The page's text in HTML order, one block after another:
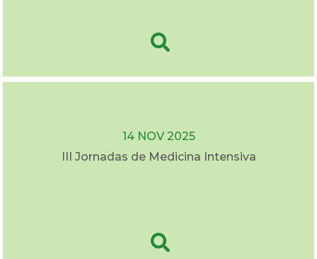
14 NOV 2025
III Jornadas de Medicina Intensiva